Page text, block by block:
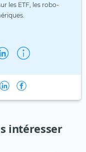
les ETF, les robo-
intéresser